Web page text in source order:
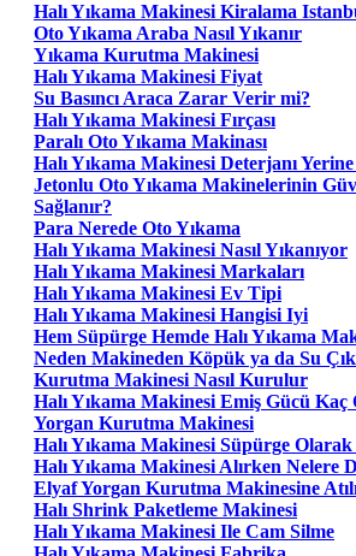
Halı Yıkama Makinesi Kiralama
Oto Yıkama Araba Nasıl Yıkanır
Yıkama Kurutma Makinesi
Halı Yıkama Makinesi Fiyat
Su Basıncı Araca Zarar Verir mi?
Halı Yıkama Makinesi Fırçası
Paralı Oto Yıkama Makinası
Halı Yıkama Makinesi Deterjanı
Jetonlu Oto Yıkama Makinelerinin
Sağlanır?
Para Nerede Oto Yıkama
Halı Yıkama Makinesi Nasıl Yıkanıyor
Halı Yıkama Makinesi Markaları
Halı Yıkama Makinesi Ev Tipi
Halı Yıkama Makinesi Hangisi Iyi
Hem Süpürge Hemde Halı Yıkama
Neden Makineden Köpük ya da Su
Kurutma Makinesi Nasıl Kurulur
Halı Yıkama Makinesi Emiş Gücü Kaç
Yorgan Kurutma Makinesi
Halı Yıkama Makinesi Süpürge Olarak
Halı Yıkama Makinesi Alırken Nelere
Elyaf Yorgan Kurutma Makinesine
Halı Shrink Paketleme Makinesi
Halı Yıkama Makinesi Ile Cam Silme